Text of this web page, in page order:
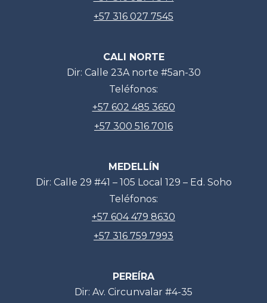
+57 316 027 7545
CALI NORTE
Dir: Calle 23A norte #5an-30
Teléfonos:
+57 602 485 3650
+57 300 516 7016
MEDELLÍN
Dir: Calle 29 #41 – 105 Local 129 – Ed. Soho
Teléfonos:
+57 604 479 8630
+57 316 759 7993
PEREÍRA
Dir: Av. Circunvalar #4-35